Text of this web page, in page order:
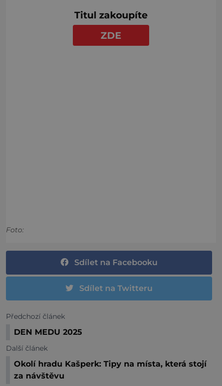
Titul zakoupíte
ZDE
Foto:
Sdílet na Facebooku
Sdílet na Twitteru
Předchozí článek
DEN MEDU 2025
Další článek
Okolí hradu Kašperk: Tipy na místa, která stojí
za návštěvu